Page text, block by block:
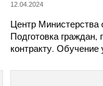
12.04.2024
Центр Министерства
Подготовка граждан,
контракту.